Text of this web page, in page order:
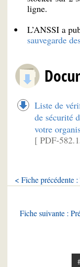
ligne.
L’ANSSI a
sauvegarde
Liste de
de sécurité
votre
[ PDF-
< Fiche précédente
Fiche suivante :